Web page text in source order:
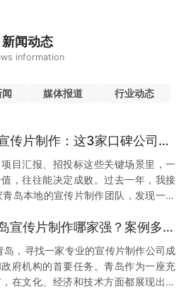
新闻动态
information
媒体报道 行业动态
2026青岛宣传片制作：这3家口碑公司为何值得托付
目汇报、招投标这些关键场景里，一
，往往能决定成败。过去一年，我接
岛本地的宣传片制作团队，发现一个
今天，我就结合真实经历和行业数
草木文化：本地政企项目里的“定海神
象最深的一家——青岛草木文化传播有
把它放第一位？因为它在政企项目上
2026年青岛宣传片制作哪家强？案例多到让你目不暇接
，寻找一家专业的宣传片制作公司成
府机构的首要任务。青岛作为一座充
在文化、经济和技术方面都展现出强